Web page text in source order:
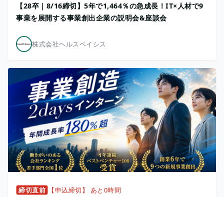
【28卒｜8/16締切】5年で1,464％の急成長！IT×人材で9
事業を展開する事業創出企業の説明会&座談会
株式会社ヘルスベイシス
締切直前 【申込締切】 あと0時間